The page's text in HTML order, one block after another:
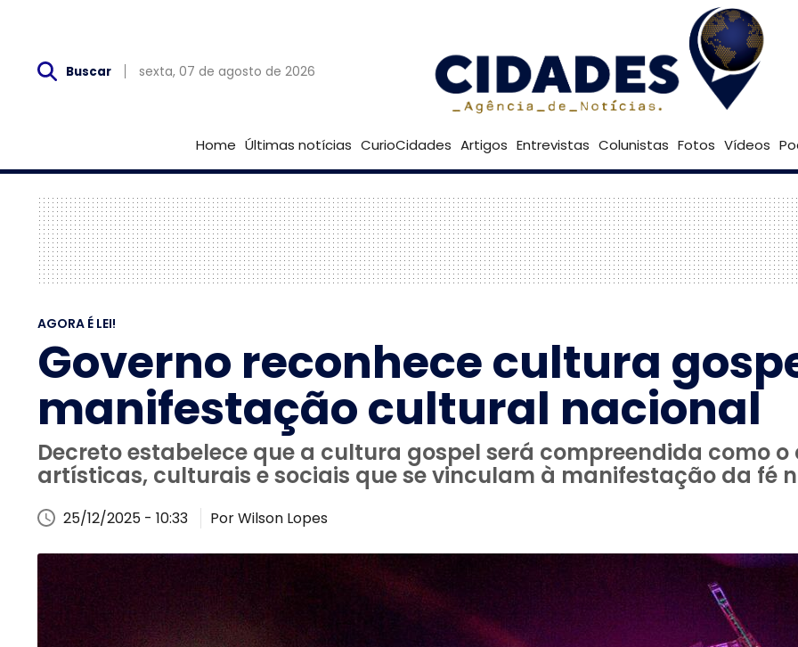
Buscar sexta, 07 de agosto de 2026 Goiânia 24º Brasília
Home Últimas notícias CurioCidades Artigos Entrevistas Colunistas Fotos Vídeos
AGORA É LEI!
Governo reconhece cultura
manifestação cultural nacional
Decreto estabelece que a cultura gospel será compreendida como o
artísticas, culturais e sociais que se vinculam à manifestação da fé
25/12/2025 - 10:33 Por Wilson Lopes